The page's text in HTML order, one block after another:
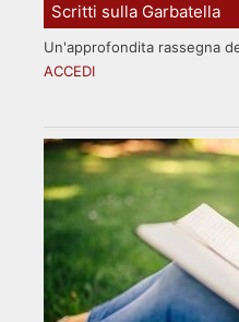
Scritti sulla Garbatella
Un'approfondita rassegna
ACCEDI